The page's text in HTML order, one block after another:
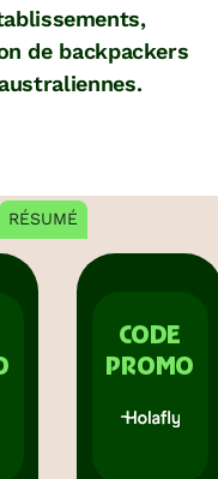
de backpackers
RÉSUMÉ
CODE
PROMO